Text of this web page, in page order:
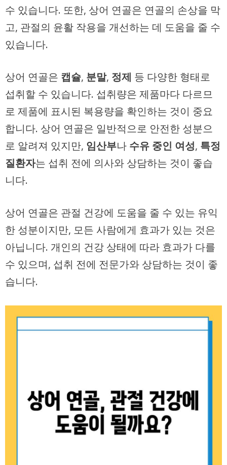
수 있습니다. 또한, 상어 연골은 연골의 손상을 막
고, 관절의 윤활 작용을 개선하는 데 도움을 줄 수
있습니다.
상어 연골은 캡슐, 분말, 정제 등 다양한 형태로
섭취할 수 있습니다. 섭취량은 제품마다 다르므
로 제품에 표시된 복용량을 확인하는 것이 중요
합니다. 상어 연골은 일반적으로 안전한 성분으
로 알려져 있지만, 임산부나 수유 중인 여성, 특정
질환자는 섭취 전에 의사와 상담하는 것이 좋습
니다.
상어 연골은 관절 건강에 도움을 줄 수 있는 유익
한 성분이지만, 모든 사람에게 효과가 있는 것은
아닙니다. 개인의 건강 상태에 따라 효과가 다를
수 있으며, 섭취 전에 전문가와 상담하는 것이 좋
습니다.